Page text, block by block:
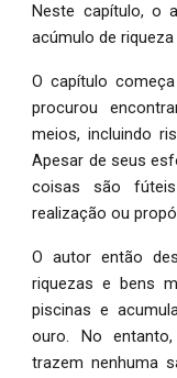
Neste capítulo, o
acúmulo de
O capítulo
procurou
meios, incluindo
Apesar de seus
coisas são
realização ou
O autor então
riquezas e bens
piscinas e
ouro. No
trazem nenhuma